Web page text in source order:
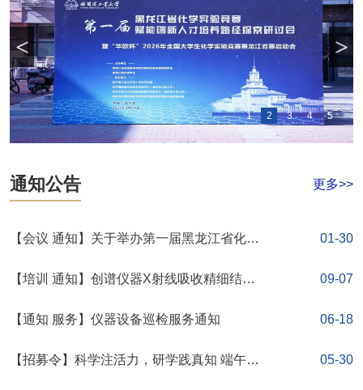
< >
1 2 3 4 5
通知公告 更多>>
【会议 通知】关于举办第一届黑龙江省化学
实验竞赛赋能创新人才培养路径探索研讨会
暨“华鸥杯”2026年全国大学生化学实验竞赛黑
龙江省赛启动会的通知
01-30
【培训 通知】创谱仪器X射线吸收精细结构
谱仪培训通知
09-07
【通知 服务】仪器设备巡检服务通知 06-18
【招募令】科学注活力，研学践真知 端午化 05-30